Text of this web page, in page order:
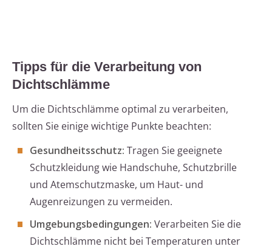
Tipps für die Verarbeitung von
Dichtschlämme
Um die Dichtschlämme optimal zu verarbeiten,
sollten Sie einige wichtige Punkte beachten:
Gesundheitsschutz: Tragen Sie geeignete
Schutzkleidung wie Handschuhe, Schutzbrille
und Atemschutzmaske, um Haut- und
Augenreizungen zu vermeiden.
Umgebungsbedingungen: Verarbeiten Sie die
Dichtschlämme nicht bei Temperaturen unter